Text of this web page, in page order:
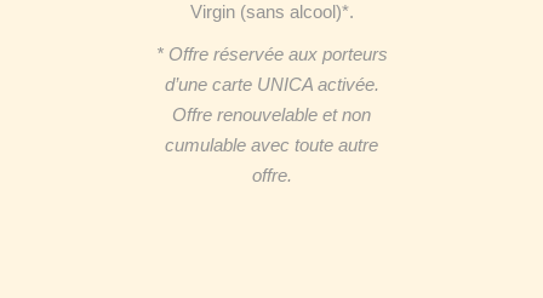
Virgin (sans alcool)*.
* Offre réservée aux porteurs
d’une carte UNICA activée.
Offre renouvelable et non
cumulable avec toute autre
offre.